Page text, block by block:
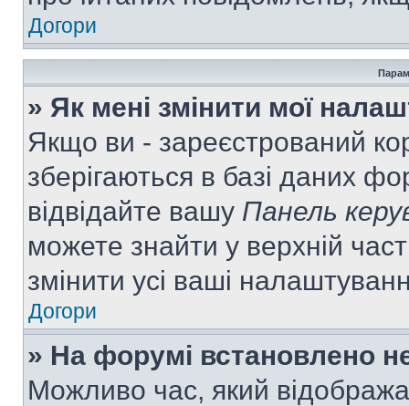
Догори
» Як мені змінити мої
Якщо ви - зареєстрований
зберігаються в базі даних
відвідайте вашу Панель
можете знайти у верхній
змінити усі ваші
Догори
» На форумі встановлено
Можливо час, який